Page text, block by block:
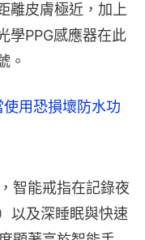
離皮膚極近，加上
學PPG感應器在此
。
用恐損壞防水功
智能戒指在記錄夜
以及深睡眠與快速